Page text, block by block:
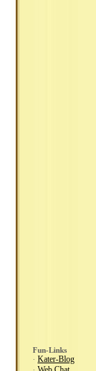
Fun-Links
· Kater-Blog